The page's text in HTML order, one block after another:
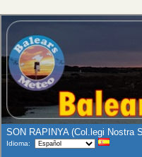
SON RAPINYA (Col.legi Nostra
Idioma: